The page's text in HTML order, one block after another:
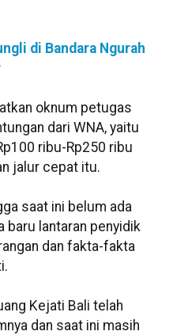
di Bandara Ngurah
oknum petugas
dari WNA, yaitu
ribu-Rp250 ribu
jalur cepat itu.
saat ini belum ada
lantaran penyidik
dan fakta-fakta
Kejati Bali telah
dan saat ini masih